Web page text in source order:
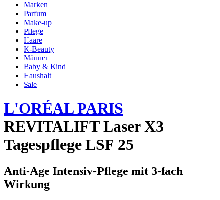
Marken
Parfum
Make-up
Pflege
Haare
K-Beauty
Männer
Baby & Kind
Haushalt
Sale
L'ORÉAL PARIS
REVITALIFT Laser X3
Tagespflege LSF 25
Anti-Age Intensiv-Pflege mit 3-fach
Wirkung